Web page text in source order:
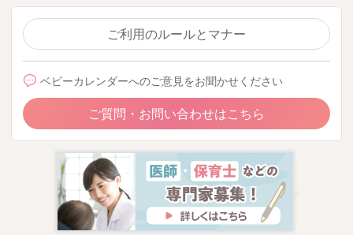
ご利用のルールとマナー
ベビーカレンダーへのご意見をお聞かせください
ご質問・お問い合わせはこちら